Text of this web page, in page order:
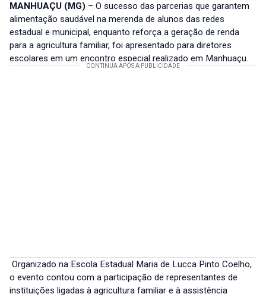
MANHUAÇU (MG) – O sucesso das parcerias que garantem
alimentação saudável na merenda de alunos das redes
estadual e municipal, enquanto reforça a geração de renda
para a agricultura familiar, foi apresentado para diretores
escolares em um encontro especial realizado em Manhuaçu.
Organizado na Escola Estadual Maria de Lucca Pinto Coelho,
o evento contou com a participação de representantes de
instituições ligadas à agricultura familiar e à assistência